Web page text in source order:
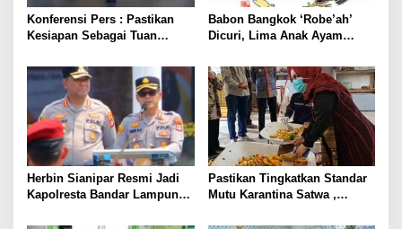
Konferensi Pers : Pastikan
Kesiapan Sebagai Tuan
Tiga Venue Pelaksanaan
Soeratin Cup Piala Gubernur
Lampung
Babon Bangkok ‘Robe’ah’
Dicuri, Lima Anak Ayam
Gang Jalaba Kotabumi Heboh
Herbin Sianipar Resmi Jadi
Kapolresta Bandar Lampung,
Pastikan Tingkatkan Standar
Mutu Karantina Satwa ,